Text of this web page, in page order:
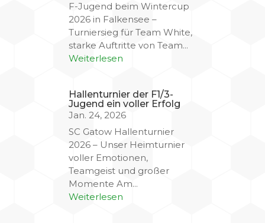
F-Jugend beim Wintercup
2026 in Falkensee –
Turniersieg für Team White,
starke Auftritte von Team...
Weiterlesen
Hallenturnier der F1/3-
Jugend ein voller Erfolg
Jan. 24, 2026
SC Gatow Hallenturnier
2026 – Unser Heimturnier
voller Emotionen,
Teamgeist und großer
Momente Am...
Weiterlesen